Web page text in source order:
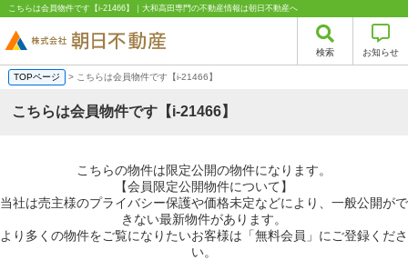
こちらは会員物件です【i-21466】｜大和高田専門の不動産情報は朝日不動産へ
検索 お知らせ
TOPページ > こちらは会員物件です【i-21466】
こちらは会員物件です【i-21466】
こちらの物件は限定公開の物件になります。
【会員限定公開物件について】
当社は売主様のプライバシー保護や価格未定などにより、一般公開がで
きない最新物件があります。
より多くの物件をご覧になりたいお客様は「無料会員」にご登録くださ
い。